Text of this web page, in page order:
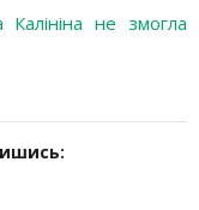
Калініна не змогла